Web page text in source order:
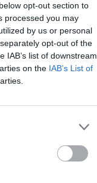
opt-out section to
processed you may
by us or personal
opt-out of the
IAB’s list of downstream
on the IAB’s List of
Le